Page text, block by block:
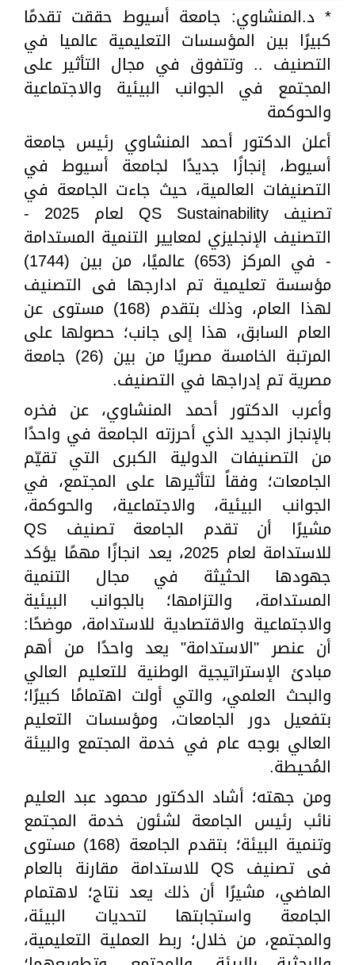
* د.المنشاوي: جامعة أسيوط حققت تقدمًا
كبيرًا بين المؤسسات التعليمية عالميا في
التصنيف .. وتتفوق في مجال التأثير على
المجتمع في الجوانب البيئية والاجتماعية
والحوكمة
أعلن الدكتور أحمد المنشاوي رئيس جامعة
أسيوط، إنجازًا جديدًا لجامعة أسيوط في
التصنيفات العالمية، حيث جاءت الجامعة في
تصنيف QS Sustainability لعام 2025 -
التصنيف الإنجليزي لمعايير التنمية المستدامة
- في المركز (653) عالميًا، من بين (1744)
مؤسسة تعليمية تم ادارجها فى التصنيف
لهذا العام، وذلك بتقدم (168) مستوى عن
العام السابق، هذا إلى جانب؛ حصولها على
المرتبة الخامسة مصريًا من بين (26) جامعة
مصرية تم إدراجها في التصنيف.
وأعرب الدكتور أحمد المنشاوي، عن فخره
بالإنجاز الجديد الذي أحرزته الجامعة في واحدًا
من التصنيفات الدولية الكبرى التي تقيّم
الجامعات؛ وفقاً لتأثيرها على المجتمع، في
الجوانب البيئية، والاجتماعية، والحوكمة،
مشيرًا أن تقدم الجامعة تصنيف QS
للاستدامة لعام 2025، يعد انجازًا مهمًا يؤكد
جهودها الحثيثة في مجال التنمية
المستدامة، والتزامها؛ بالجوانب البيئية
والاجتماعية والاقتصادية للاستدامة، موضحًا:
أن عنصر "الاستدامة" يعد واحدًا من أهم
مبادئ الإستراتيجية الوطنية للتعليم العالي
والبحث العلمي، والتي أولت اهتمامًا كبيرًا؛
بتفعيل دور الجامعات، ومؤسسات التعليم
العالي بوجه عام في خدمة المجتمع والبيئة
المُحيطة.
ومن جهته؛ أشاد الدكتور محمود عبد العليم
نائب رئيس الجامعة لشئون خدمة المجتمع
وتنمية البيئة؛ بتقدم الجامعة (168) مستوى
فى تصنيف QS للاستدامة مقارنة بالعام
الماضي، مشيرًا أن ذلك يعد نتاج؛ لاهتمام
الجامعة واستجابتها لتحديات البيئة،
والمجتمع، من خلال؛ ربط العملية التعليمية،